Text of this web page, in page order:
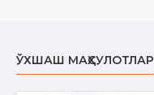
ЎХШАШ МАҲСУЛОТЛАР